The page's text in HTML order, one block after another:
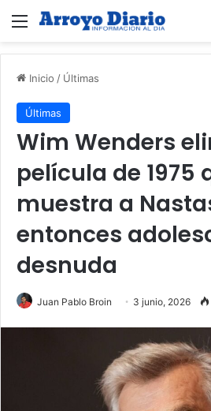
Menú
Inicio / Últimas
Últimas
Wim Wenders
película de 1975
muestra a
entonces
desnuda
Juan Pablo Broin 3 junio, 2026